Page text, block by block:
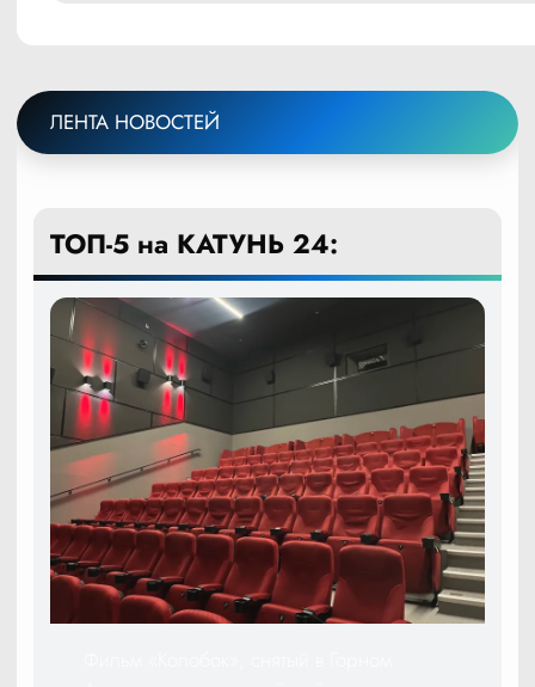
ЛЕНТА НОВОСТЕЙ
ТОП-5 на КАТУНЬ 24: